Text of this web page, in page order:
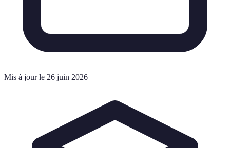
Mis à jour le 26 juin 2026